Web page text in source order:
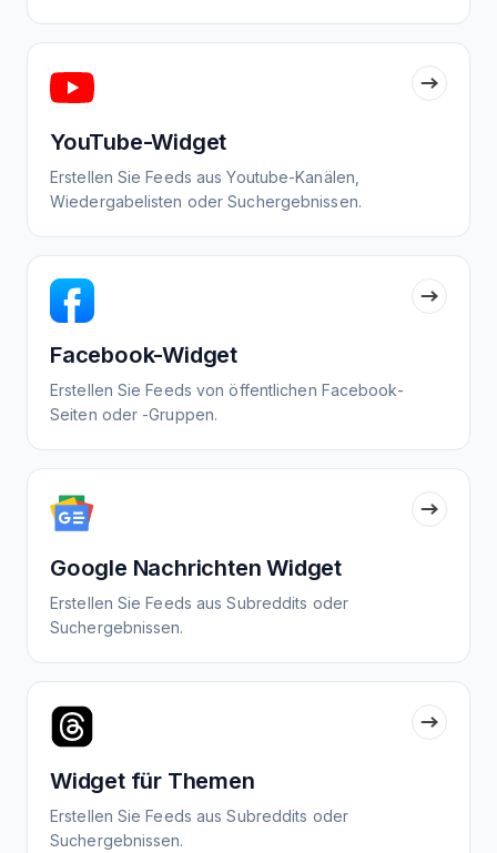
YouTube-Widget
Erstellen Sie Feeds aus Youtube-Kanälen,
Wiedergabelisten oder Suchergebnissen.
Facebook-Widget
Erstellen Sie Feeds von öffentlichen Facebook-
Seiten oder -Gruppen.
Google Nachrichten Widget
Erstellen Sie Feeds aus Subreddits oder
Suchergebnissen.
Widget für Themen
Erstellen Sie Feeds aus Subreddits oder
Suchergebnissen.